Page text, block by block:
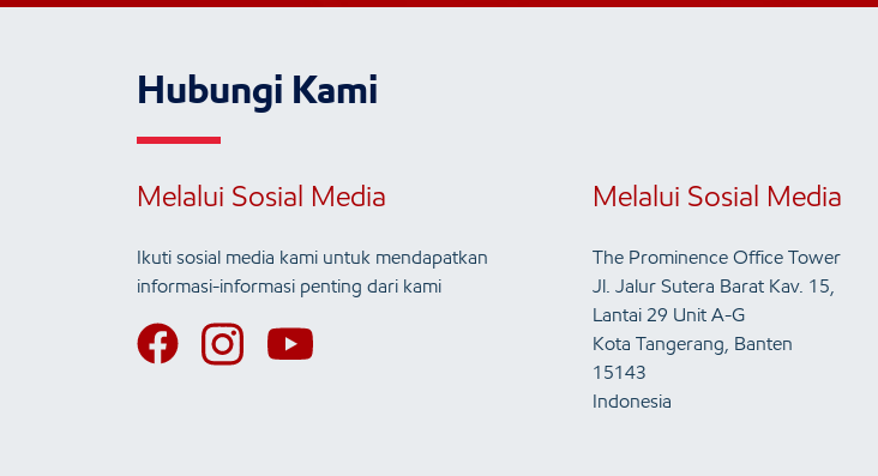
Hubungi Kami
Melalui Sosial Media
Ikuti sosial media kami untuk mendapatkan
informasi-informasi penting dari kami
Melalui Sosial Media
The Prominence Office Tower
Jl. Jalur Sutera Barat Kav. 15,
Lantai 29 Unit A-G
Kota Tangerang, Banten
15143
Indonesia